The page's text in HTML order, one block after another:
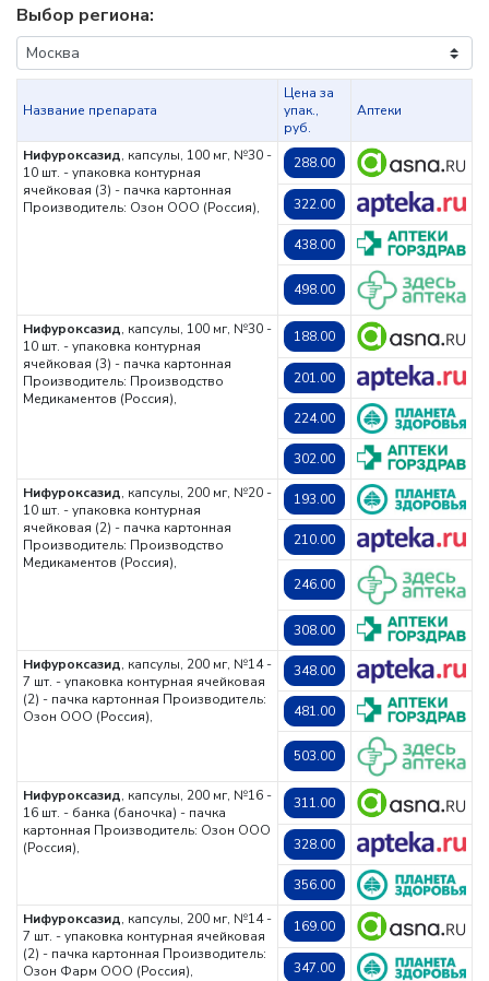
Выбор региона:
Название препарата
Цена за
упак.,
руб.
Аптеки
Нифуроксазид, капсулы, 100 мг, №30 -
10 шт. - упаковка контурная
ячейковая (3) - пачка картонная
Производитель: Озон ООО (Россия),
288.00
322.00
438.00
498.00
Нифуроксазид, капсулы, 100 мг, №30 -
10 шт. - упаковка контурная
ячейковая (3) - пачка картонная
Производитель: Производство
Медикаментов (Россия),
188.00
201.00
224.00
302.00
Нифуроксазид, капсулы, 200 мг, №20 -
10 шт. - упаковка контурная
ячейковая (2) - пачка картонная
Производитель: Производство
Медикаментов (Россия),
193.00
210.00
246.00
308.00
Нифуроксазид, капсулы, 200 мг, №14 -
7 шт. - упаковка контурная ячейковая
(2) - пачка картонная Производитель:
Озон ООО (Россия),
348.00
481.00
503.00
Нифуроксазид, капсулы, 200 мг, №16 -
16 шт. - банка (баночка) - пачка
картонная Производитель: Озон ООО
(Россия),
311.00
328.00
356.00
Нифуроксазид, капсулы, 200 мг, №14 -
7 шт. - упаковка контурная ячейковая
(2) - пачка картонная Производитель:
Озон Фарм ООО (Россия),
169.00
347.00